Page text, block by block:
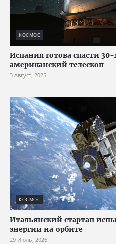
КОСМОС
Испания готова спасти
американский телескоп
3 Август, 2025
КОСМОС
Итальянский стартап
энергии на орбите
29 Июль, 2026